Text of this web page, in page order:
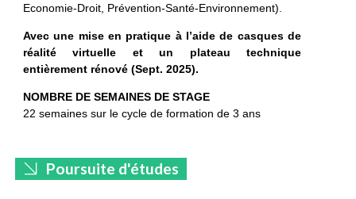
Economie-Droit, Prévention-Santé-Environnement).
Avec une mise en pratique à l’aide de casques de
réalité virtuelle et un plateau technique
entièrement rénové (Sept. 2025).
NOMBRE DE SEMAINES DE STAGE
22 semaines sur le cycle de formation de 3 ans
Poursuite d'études